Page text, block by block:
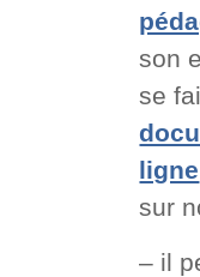
son
se
ligne
sur
– il